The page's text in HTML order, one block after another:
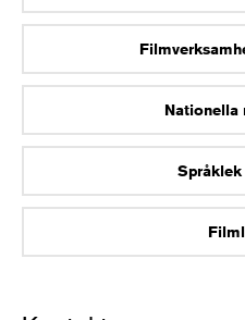
Nationella